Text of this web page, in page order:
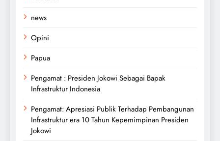
news
Opini
Papua
Pengamat : Presiden Jokowi Sebagai Bapak
Infrastruktur Indonesia
Pengamat: Apresiasi Publik Terhadap Pembangunan
Infrastruktur era 10 Tahun Kepemimpinan Presiden
Jokowi